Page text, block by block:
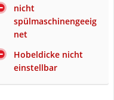
nicht
spülmaschinengeeig
net
Hobeldicke nicht
einstellbar